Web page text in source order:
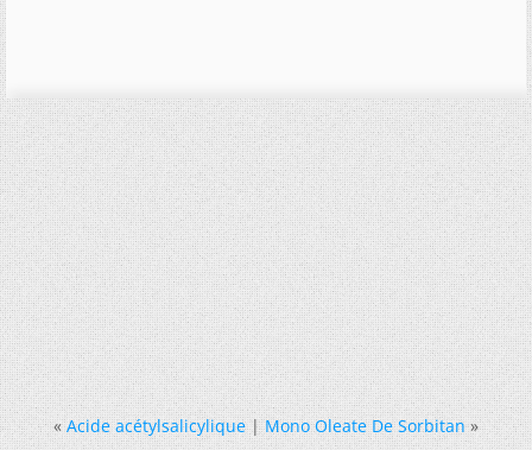
« Acide acétylsalicylique|Mono Oleate De Sorbitan »